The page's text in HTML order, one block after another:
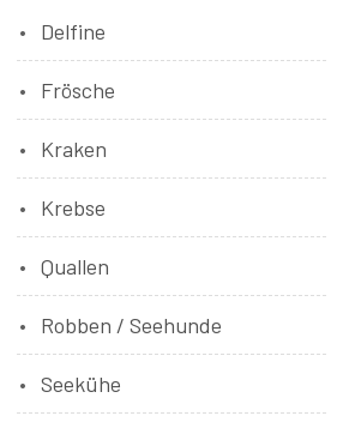
Delfine
Frösche
Kraken
Krebse
Quallen
Robben / Seehunde
Seekühe